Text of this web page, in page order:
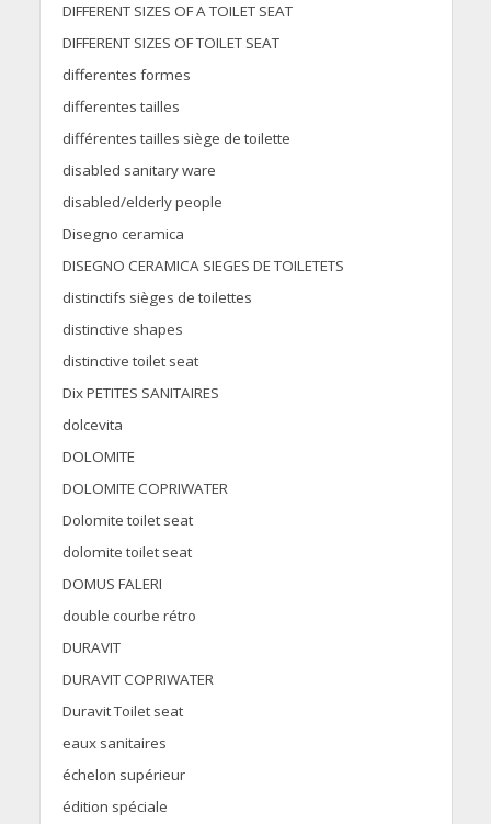
DIFFERENT SIZES OF A TOILET SEAT
DIFFERENT SIZES OF TOILET SEAT
differentes formes
differentes tailles
différentes tailles siège de toilette
disabled sanitary ware
disabled/elderly people
Disegno ceramica
DISEGNO CERAMICA SIEGES DE TOILETETS
distinctifs sièges de toilettes
distinctive shapes
distinctive toilet seat
Dix PETITES SANITAIRES
dolcevita
DOLOMITE
DOLOMITE COPRIWATER
Dolomite toilet seat
dolomite toilet seat
DOMUS FALERI
double courbe rétro
DURAVIT
DURAVIT COPRIWATER
Duravit Toilet seat
eaux sanitaires
échelon supérieur
édition spéciale